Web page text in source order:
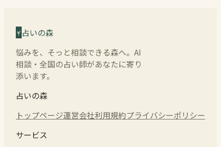
占いの森
悩みを、そっと相談できる森へ。AI
相談・全国の占い師があなたに寄り
添います。
占いの森
トップページ運営会社利用規約プライバシーポリシー
サービス